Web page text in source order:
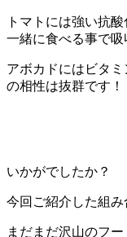
トマトには強い抗
一緒に食べる事で吸
アボカドにはビタ
の相性は抜群です！
いかがでしたか？
今回ご紹介した組み
まだまだ沢山のフー